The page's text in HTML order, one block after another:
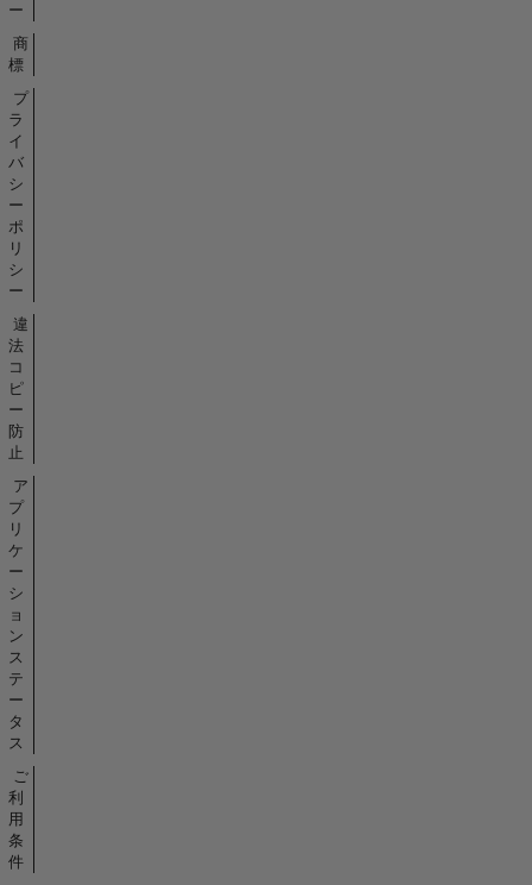
ー
商
標
プ
ラ
イ
バ
シ
ー
ポ
リ
シ
ー
違
法
コ
ピ
ー
防
止
ア
プ
リ
ケ
ー
シ
ョ
ン
ス
テ
ー
タ
ス
ご
利
用
条
件